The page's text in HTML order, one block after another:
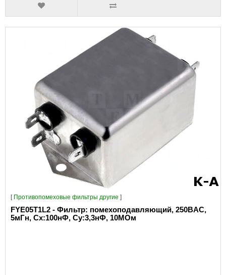
[ Противопомеховые фильтры другие ]
FYE05T1L2 - Фильтр: помехоподавляющий, 250ВAC,
5мГн, Сх:100нФ, Су:3,3нФ, 10МОм